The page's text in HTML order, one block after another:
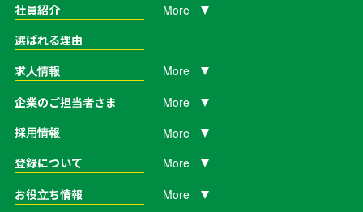
社員紹介 More
選ばれる理由
求人情報 More
企業のご担当者さま More
採用情報 More
登録について More
お役立ち情報 More